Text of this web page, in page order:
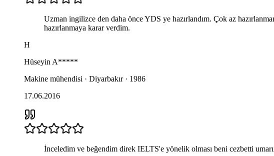
Uzman ingilizce den daha önce YDS ye hazırlandım. Çok az
hazırlanmaya karar verdim.
H
Hüseyin A*****
Makine mühendisi · Diyarbakır · 1986
17.06.2016
İnceledim ve beğendim direk IELTS'e yönelik olması beni cezbetti